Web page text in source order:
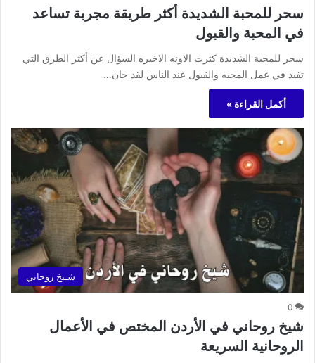
سحر للمحبة الشديدة أكثر طريقة مجربة تساعد
في المحبة والقبول
سحر للمحبة الشديدة كثرت الاونه الاخيره السؤال عن أكثر الطرق التي
تفيد في عمل المحبه والقبول عند الناس لقد حان…
أكمل القراءة »
شـيخ روحاني
0
شيخ روحاني في الأردن المختص في الأعمال
الروحانية السريعة